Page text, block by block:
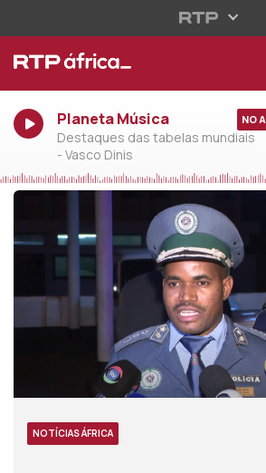
Planeta Música
Destaques das tabelas mundiais
- Vasco Dinis
NO
NOTÍCIAS ÁFRICA